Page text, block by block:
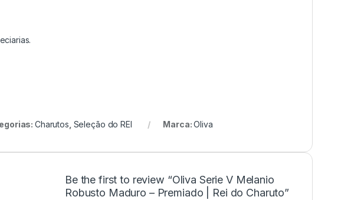
Charutos Seleção do REI Marca:Oliva
Be the first to review “Oliva Serie V Melanio
Robusto Maduro – Premiado | Rei do Charuto”